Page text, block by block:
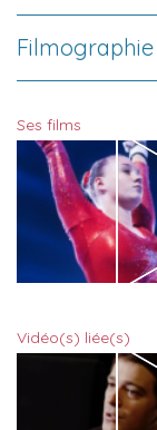
Filmographie
Ses films
Vidéo(s) liée(s)